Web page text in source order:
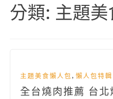
分類: 主題
主題美食懶人包 , 懶人包特輯
全台燒肉推薦 台